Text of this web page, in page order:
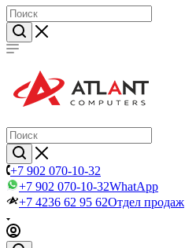
+7 902 070-10-32
+7 902 070-10-32WhatApp
+7 4236 62 95 62Отдел продаж